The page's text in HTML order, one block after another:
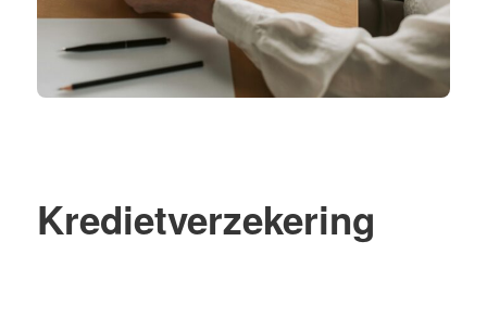
Kredietverzekering